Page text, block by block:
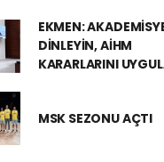
EKMEN:
DİNLEYİN, AİHM
KARARLARINI
MSK SEZONU AÇTI